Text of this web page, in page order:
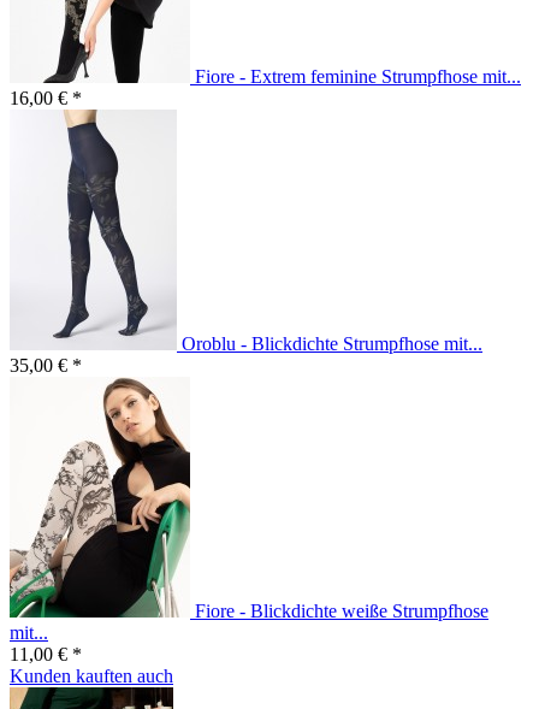
Fiore - Extrem feminine Strumpfhose mit...
16,00 € *
Oroblu - Blickdichte Strumpfhose mit...
35,00 € *
Fiore - Blickdichte weiße Strumpfhose
mit...
11,00 € *
Kunden kauften auch